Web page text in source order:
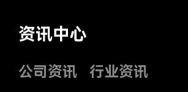
资讯中心
公司资讯 行业资讯